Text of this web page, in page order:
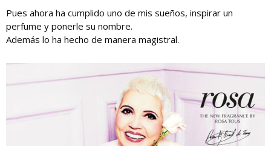
Pues ahora ha cumplido uno de mis sueños, inspirar un
perfume y ponerle su nombre.
Además lo ha hecho de manera magistral.